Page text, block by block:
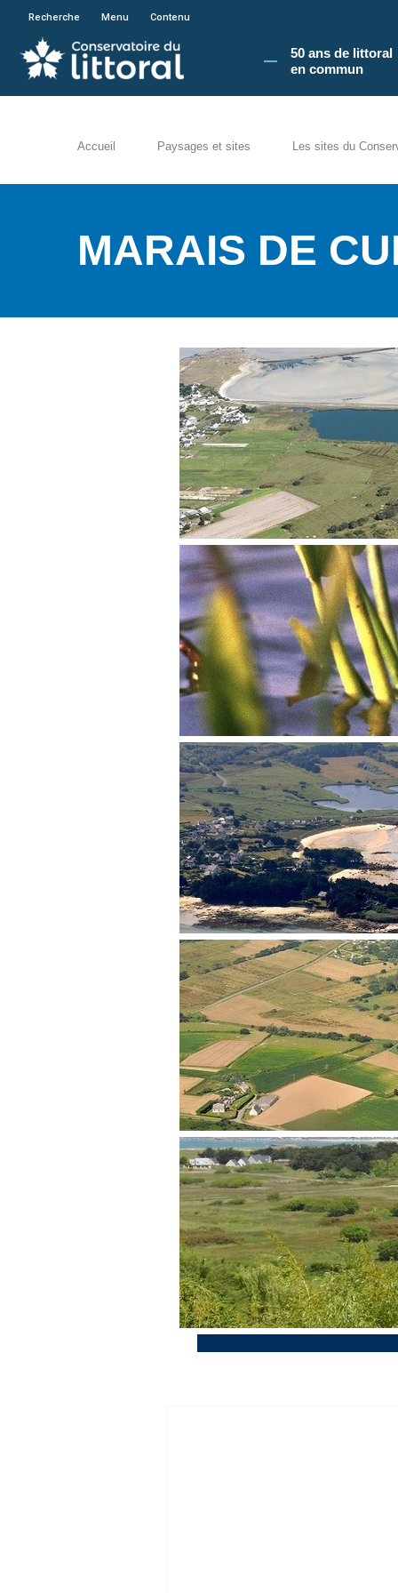
En poursuivant votre navigation sur le site
Recherche Menu Contenu
50 ans de littoral
en commun​
Accueil Paysages et sites Les sites du
MARAIS DE